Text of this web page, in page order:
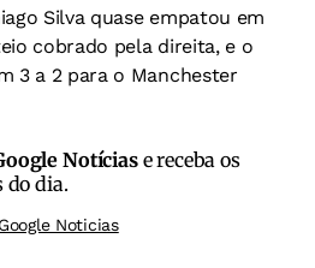
Silva quase empatou em
cobrado pela direita, e o
3 a 2 para o Manchester
Notíciase receba os
do dia.
Noticias